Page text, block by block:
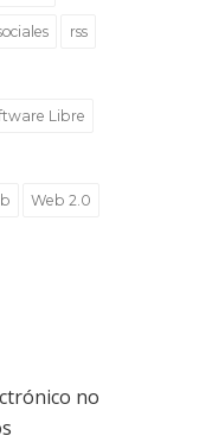
rss
Libre
Web 2.0
no